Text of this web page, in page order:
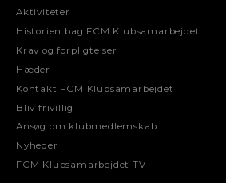
Aktiviteter
Historien bag FCM Klubsamarbejdet
Krav og forpligtelser
Hæder
Kontakt FCM Klubsamarbejdet
Bliv frivillig
Ansøg om klubmedlemskab
Nyheder
FCM Klubsamarbejdet TV